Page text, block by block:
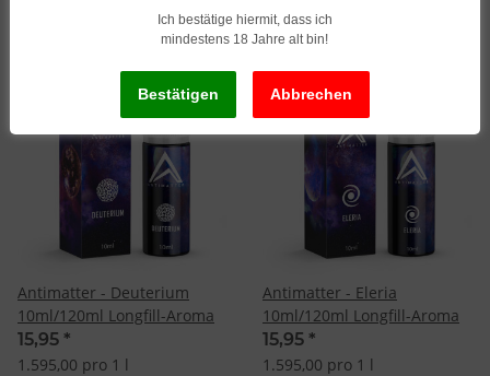
Antimatter - Deuterium
10ml/120ml Longfill-Aroma
15,95 *
1.595,00 pro 1 l
Antimatter - Eleria
10ml/120ml Longfill-Aroma
15,95 *
1.595,00 pro 1 l
Ich bestätige hiermit, dass ich
mindestens 18 Jahre alt bin!